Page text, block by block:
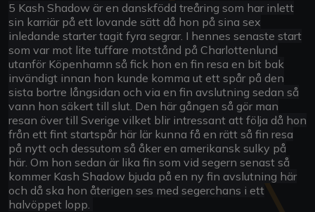
5 Kash Shadow är en danskfödd treåring som har inlett
sin karriär på ett lovande sätt då hon på sina sex
inledande starter tagit fyra segrar. I hennes senaste start
som var mot lite tuffare motstånd på Charlottenlund
utanför Köpenhamn så fick hon en fin resa en bit bak
invändigt innan hon kunde komma ut ett spår på den
sista bortre långsidan och via en fin avslutning sedan så
vann hon säkert till slut. Den här gången så gör man
resan över till Sverige vilket blir intressant att följa då hon
från ett fint startspår här lär kunna få en rätt så fin resa
på nytt och dessutom så åker en amerikansk sulky på
här. Om hon sedan är lika fin som vid segern senast så
kommer Kash Shadow bjuda på en ny fin avslutning här
och då ska hon återigen ses med segerchans i ett
halvöppet lopp.